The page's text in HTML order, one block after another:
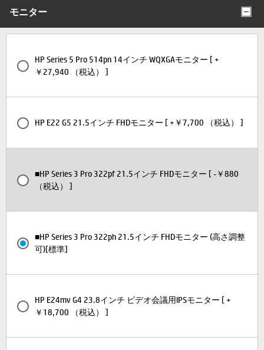
モニター
HP Series 5 Pro 514pn 14インチ WQXGAモニター [ +
￥27,940 （税込） ]
HP E22 G5 21.5インチ FHDモニター [ +￥7,700 （税込） ]
■HP Series 3 Pro 322pf 21.5インチ FHDモニター [ -￥880
（税込） ]
■HP Series 3 Pro 322ph 21.5インチ FHDモニター (高さ調整
可)[標準]
HP E24mv G4 23.8インチ ビデオ会議用IPSモニター [ +
￥18,700 （税込） ]